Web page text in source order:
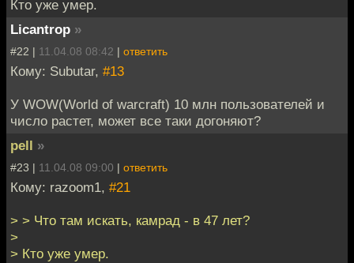
Кто уже умер.
Licantrop »
#22 | 11.04.08 08:42 | ответить
Кому: Subutar, #13
У WOW(World of warcraft) 10 млн пользователей и
число растет, может все таки догоняют?
pell »
#23 | 11.04.08 09:00 | ответить
Кому: razoom1, #21
> > Что там искать, камрад - в 47 лет?
>
> Кто уже умер.